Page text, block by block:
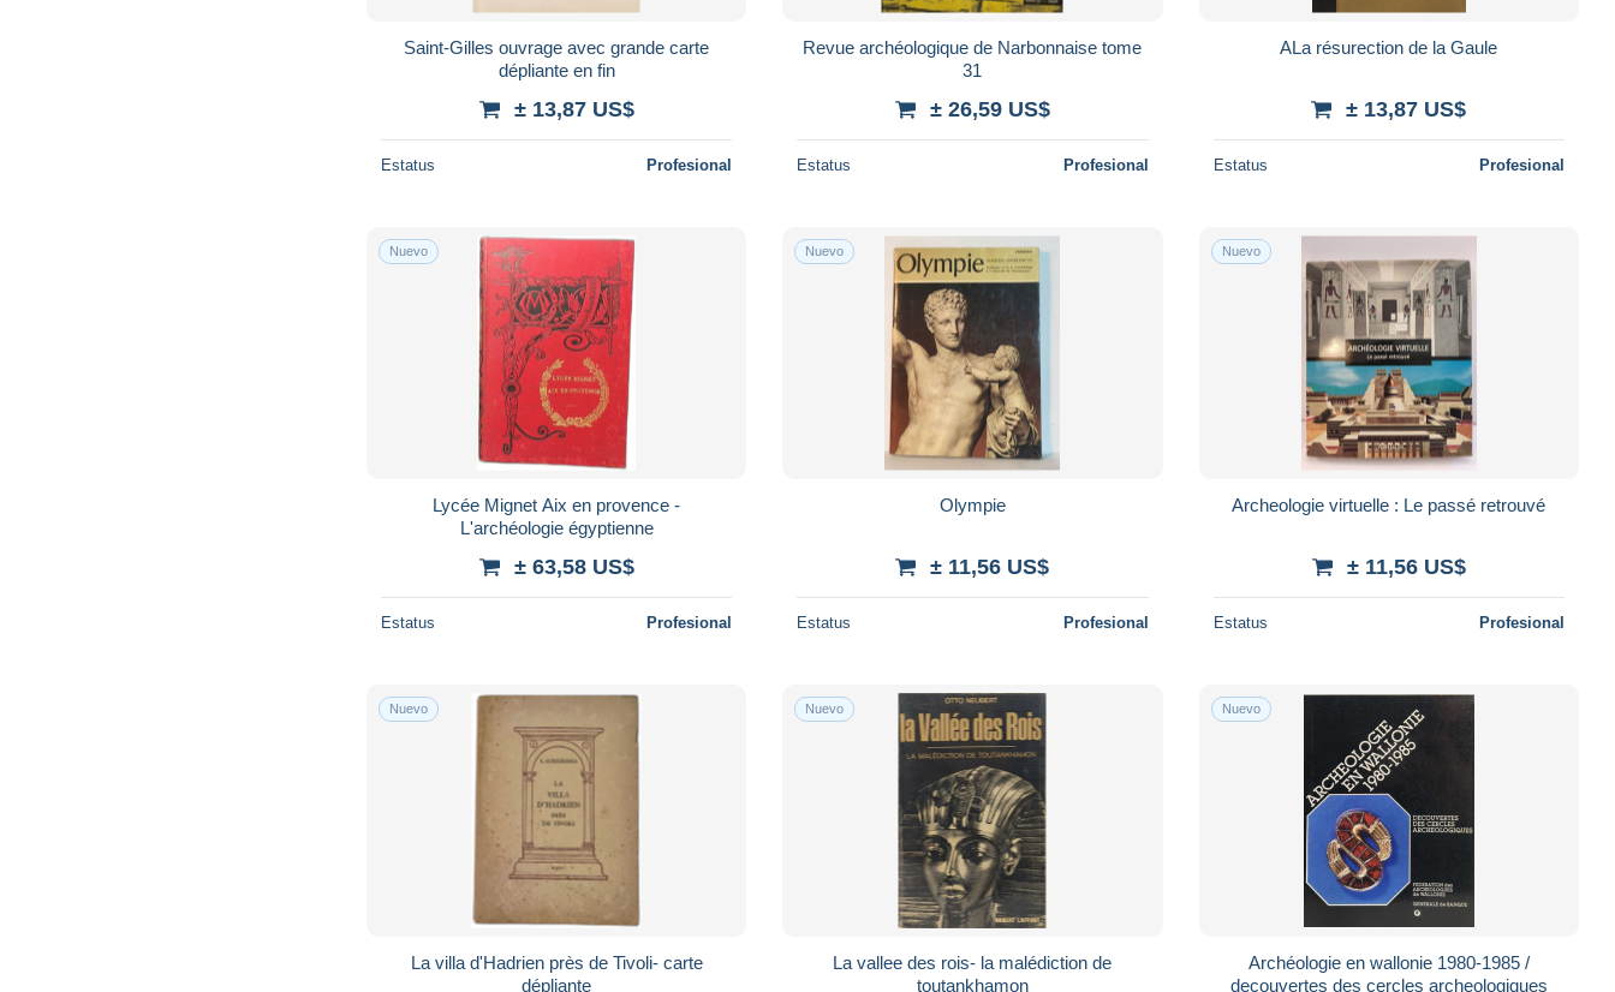
Saint-Gilles ouvrage avec grande carte
dépliante en fin
± 13,87 US$
Estatus Profesional
Revue archéologique de Narbonnaise tome
31
± 26,59 US$
Estatus Profesional
ALa résurection de la Gaule
± 13,87 US$
Estatus Profesional
Nuevo
Lycée Mignet Aix en provence -
L'archéologie égyptienne
± 63,58 US$
Estatus Profesional
Nuevo
Olympie
± 11,56 US$
Estatus Profesional
Nuevo
Archeologie virtuelle : Le passé retrouvé
± 11,56 US$
Estatus Profesional
Nuevo
La villa d'Hadrien près de Tivoli- carte
dépliante
Nuevo
La vallee des rois- la malédiction de
toutankhamon
Nuevo
Archéologie en wallonie 1980-1985 /
decouvertes des cercles archeologiques